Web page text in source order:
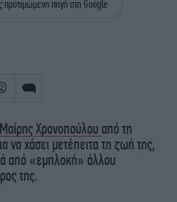
ΖΩΔΙΑ
πηγή στη Google
Μαίρης Χρονοπούλου από τη
να χάσει μετέπειτα τη ζωή της,
από «εμπλοκή» άλλου
της.